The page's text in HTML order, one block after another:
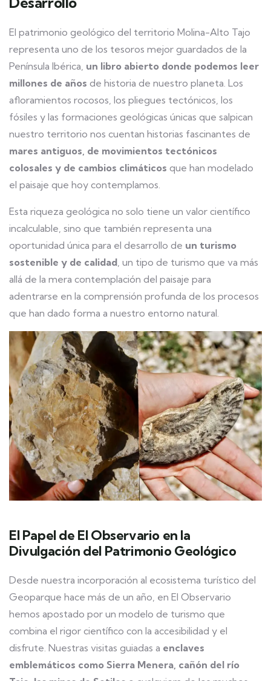
El patrimonio geológico del territorio Molina-Alto Tajo
representa uno de los tesoros mejor guardados de la
Península Ibérica, un libro abierto donde podemos leer
millones de años de historia de nuestro planeta. Los
afloramientos rocosos, los pliegues tectónicos, los
fósiles y las formaciones geológicas únicas que salpican
nuestro territorio nos cuentan historias fascinantes de
mares antiguos, de movimientos tectónicos
colosales y de cambios climáticos que han modelado
el paisaje que hoy contemplamos.
Esta riqueza geológica no solo tiene un valor científico
incalculable, sino que también representa una
oportunidad única para el desarrollo de un turismo
sostenible y de calidad, un tipo de turismo que va más
allá de la mera contemplación del paisaje para
adentrarse en la comprensión profunda de los procesos
que han dado forma a nuestro entorno natural.
El Papel de El Observario en la
Divulgación del Patrimonio Geológico
Desde nuestra incorporación al ecosistema turístico del
Geoparque hace más de un año, en El Observario
hemos apostado por un modelo de turismo que
combina el rigor científico con la accesibilidad y el
disfrute. Nuestras visitas guiadas a enclaves
emblemáticos como Sierra Menera, cañón del río